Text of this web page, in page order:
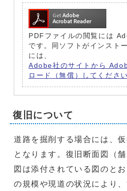
PDFファイルの閲覧には
です。同ソフトがインスト
には、
Adobe社のサイトから
ロード（無償）してください
復旧について
道路を掘削する場合には、
となります。復旧断面図（
図は添付されている図のと
の規模や現道の状況により